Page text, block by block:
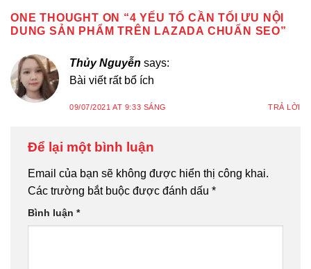
ONE THOUGHT ON “4 YẾU TỐ CẦN TỐI ƯU NỘI
DUNG SẢN PHẨM TRÊN LAZADA CHUẨN SEO”
Thủy Nguyễn says:
Bài viết rất bổ ích
09/07/2021 AT 9:33 SÁNG TRẢ LỜI
Để lại một bình luận
Email của bạn sẽ không được hiển thị công khai.
Các trường bắt buộc được đánh dấu *
Bình luận *